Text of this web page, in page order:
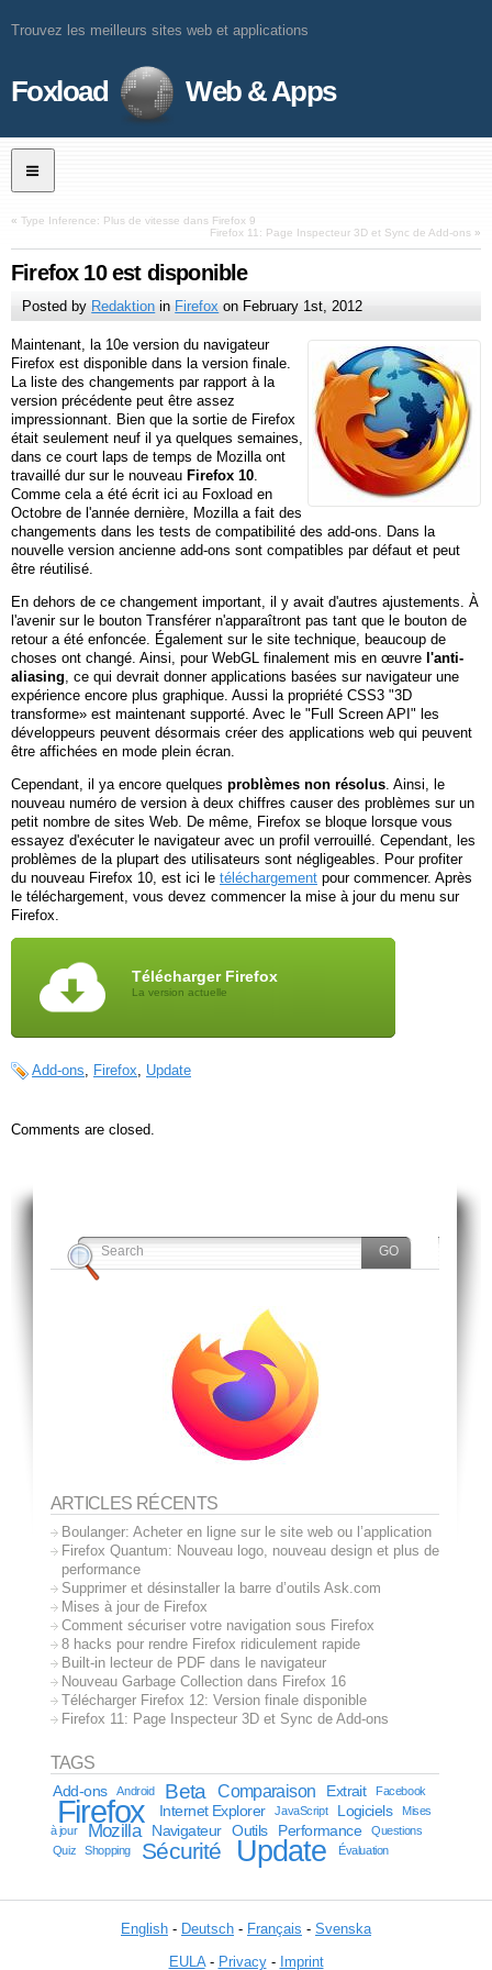
Trouvez les meilleurs sites web et applications
Foxload Web & Apps
« Type Inference: Plus de vitesse dans Firefox 9
Firefox 11: Page Inspecteur 3D et Sync de Add-ons »
Firefox 10 est disponible
Posted by Redaktion in Firefox on February 1st, 2012
Maintenant, la 10e version du navigateur
Firefox est disponible dans la version finale.
La liste des changements par rapport à la
version précédente peut être assez
impressionnant. Bien que la sortie de Firefox
était seulement neuf il ya quelques semaines,
dans ce court laps de temps de Mozilla ont
travaillé dur sur le nouveau Firefox 10.
Comme cela a été écrit ici au Foxload en
Octobre de l'année dernière, Mozilla a fait des
changements dans les tests de compatibilité des add-ons. Dans la
nouvelle version ancienne add-ons sont compatibles par défaut et peut
être réutilisé.
En dehors de ce changement important, il y avait d'autres ajustements. À
l'avenir sur le bouton Transférer n'apparaîtront pas tant que le bouton de
retour a été enfoncée. Également sur le site technique, beaucoup de
choses ont changé. Ainsi, pour WebGL finalement mis en œuvre l'anti-
aliasing , ce qui devrait donner applications basées sur navigateur une
expérience encore plus graphique. Aussi la propriété CSS3 "3D
transforme» est maintenant supporté. Avec le "Full Screen API" les
développeurs peuvent désormais créer des applications web qui peuvent
être affichées en mode plein écran.
Cependant, il ya encore quelques problèmes non résolus . Ainsi, le
nouveau numéro de version à deux chiffres causer des problèmes sur un
petit nombre de sites Web. De même, Firefox se bloque lorsque vous
essayez d'exécuter le navigateur avec un profil verrouillé. Cependant, les
problèmes de la plupart des utilisateurs sont négligeables. Pour profiter
du nouveau Firefox 10, est ici le téléchargement pour commencer. Après
le téléchargement, vous devez commencer la mise à jour du menu sur
Firefox.
Télécharger Firefox
La version actuelle
Add-ons, Firefox, Update
Comments are closed.
ARTICLES RÉCENTS
Boulanger: Acheter en ligne sur le site web ou l’application
Firefox Quantum: Nouveau logo, nouveau design et plus de
performance
Supprimer et désinstaller la barre d’outils Ask.com
Mises à jour de Firefox
Comment sécuriser votre navigation sous Firefox
8 hacks pour rendre Firefox ridiculement rapide
Built-in lecteur de PDF dans le navigateur
Nouveau Garbage Collection dans Firefox 16
Télécharger Firefox 12: Version finale disponible
Firefox 11: Page Inspecteur 3D et Sync de Add-ons
TAGS
Add-ons Android Beta Comparaison Extrait Facebook
Firefox Internet Explorer JavaScript Logiciels
Mises
à jour
Mozilla Navigateur Outils Performance
Questions
Quiz
Shopping Sécurité Update Évaluation
English - Deutsch - Français - Svenska
EULA- Privacy- Imprint